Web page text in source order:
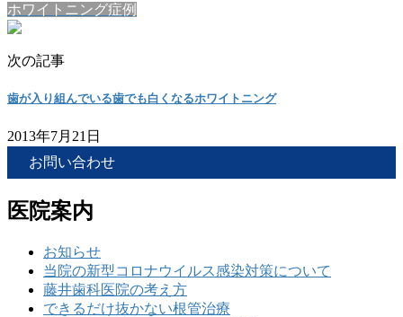
ホワイトニング症例
次の記事
歯が入り組んでいる歯でも白くなるホワイトニング
2013年7月21日
お問い合わせ
医院案内
お知らせ
当院の新型コロナウイルス感染対策について
藤井歯科医院の考え方
できるだけ抜かない根管治療